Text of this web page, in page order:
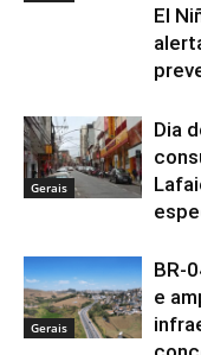
El
Gerais
Dia
Gerais
BR-
e